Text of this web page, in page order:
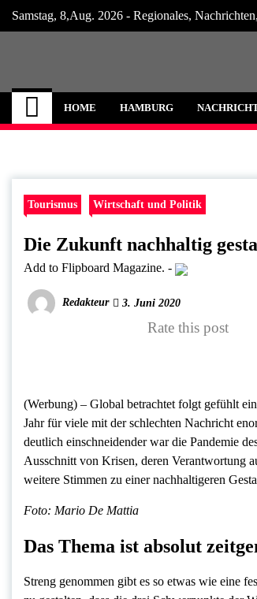
Skip
Samstag, 8,Aug. 2026 - Regionales,
Hamburg
Neuigkeiten und Nachrichten
HOME HAMBURG
Tourismus Wirtschaft und Politik
Die Zukunft nachhaltig
Add to Flipboard Magazine. -
Redakteur 3. Juni 2020
Rate this post
(Werbung) – Global betrachtet folgt gefühlt
Jahr für viele mit der schlechten Nachricht
deutlich einschneidender war die Pandemie
Ausschnitt von Krisen, deren Verantwortung
weitere Stimmen zu einer nachhaltigeren
Foto: Mario De Mattia
Das Thema ist absolut
Streng genommen gibt es so etwas wie eine